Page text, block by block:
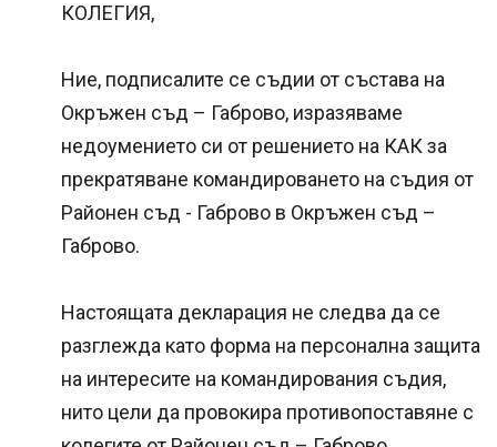
КОЛЕГИЯ,
Ние, подписалите се съдии от състава на
Окръжен съд – Габрово, изразяваме
недоумението си от решението на КАК за
прекратяване командироването на съдия от
Районен съд - Габрово в Окръжен съд –
Габрово.
Настоящата декларация не следва да се
разглежда като форма на персонална защита
на интересите на командирования съдия,
нито цели да провокира противопоставяне с